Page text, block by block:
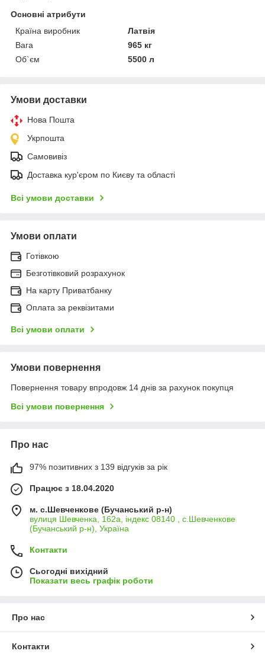
Основні атрибути
Країна виробник
Латвія
Вага
965 кг
Об`єм
5500 л
Умови доставки
Нова Пошта
Укрпошта
Самовивіз
Доставка кур'єром по Києву та області
Всі умови доставки
Умови оплати
Готівкою
Безготівковий розрахунок
На карту Приватбанку
Оплата за реквізитами
Всі умови оплати
Умови повернення
Повернення товару впродовж 14 днів за рахунок покупця
Всі умови повернення
Про нас
97% позитивних з 139 відгуків за рік
Працює з 18.04.2020
м. с.Шевченкове (Бучанський р-н)
вулиця Шевченка, 162а, індекс 08140 , с.Шевченкове
(Бучанський р-н), Україна
Контакти
Сьогодні вихідний
Показати весь графік роботи
Про нас
Контакти